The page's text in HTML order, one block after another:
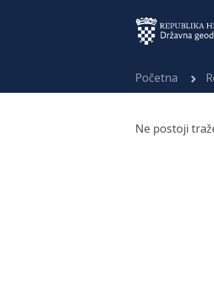
Početna
Ne postoji